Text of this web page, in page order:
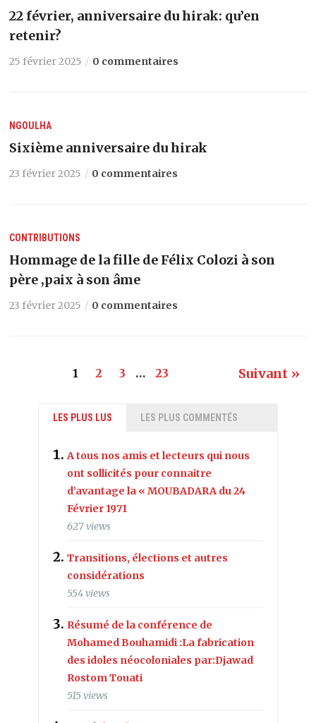
22 février, anniversaire du hirak: qu’en
retenir?
25 février 2025 0 commentaires
NGOULHA
Sixième anniversaire du hirak
23 février 2025 0 commentaires
CONTRIBUTIONS
Hommage de la fille de Félix Colozi à son
père ,paix à son âme
23 février 2025 0 commentaires
1 2 3 … 23 Suivant »
LES PLUS LUS LES PLUS COMMENTÉS
A tous nos amis et lecteurs qui nous
ont sollicités pour connaitre
d’avantage la « MOUBADARA du 24
Février 1971
627 views
Transitions, élections et autres
considérations
554 views
Résumé de la conférence de
Mohamed Bouhamidi :La fabrication
des idoles néocoloniales par:Djawad
Rostom Touati
515 views